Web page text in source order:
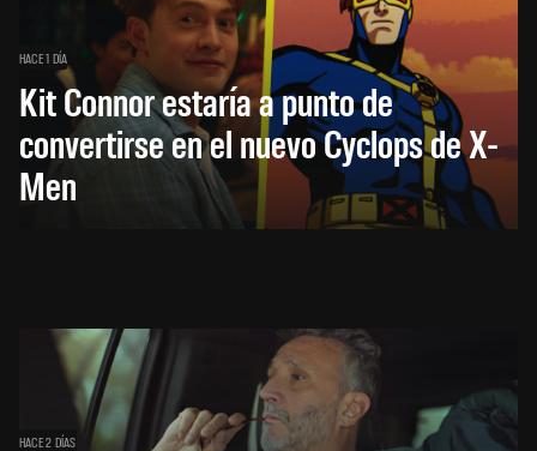
HACE 1 DÍA
Kit Connor estaría a punto de
convertirse en el nuevo Cyclops de X-
Men
HACE 2 DÍAS